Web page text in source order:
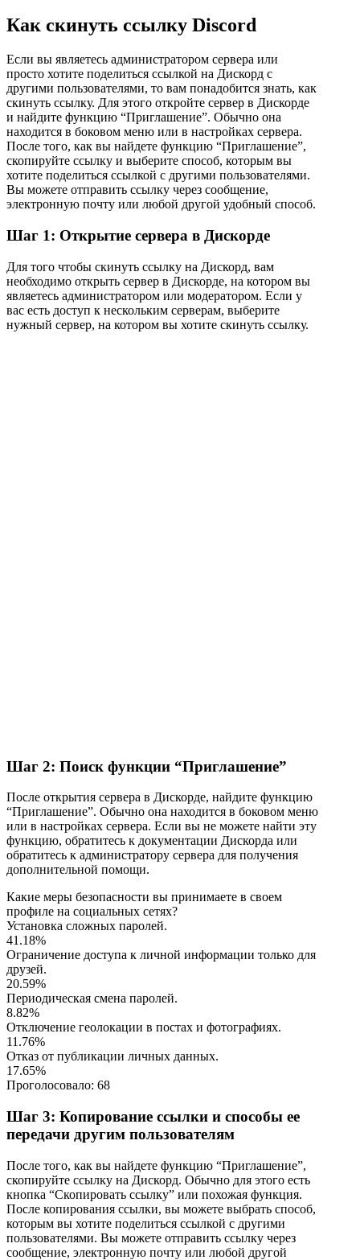
Как скинуть ссылку Discord
Если вы являетесь администратором сервера или
просто хотите поделиться ссылкой на Дискорд с
другими пользователями, то вам понадобится знать, как
скинуть ссылку. Для этого откройте сервер в Дискорде
и найдите функцию “Приглашение”. Обычно она
находится в боковом меню или в настройках сервера.
После того, как вы найдете функцию “Приглашение”,
скопируйте ссылку и выберите способ, которым вы
хотите поделиться ссылкой с другими пользователями.
Вы можете отправить ссылку через сообщение,
электронную почту или любой другой удобный способ.
Шаг 1: Открытие сервера в Дискорде
Для того чтобы скинуть ссылку на Дискорд, вам
необходимо открыть сервер в Дискорде, на котором вы
являетесь администратором или модератором. Если у
вас есть доступ к нескольким серверам, выберите
нужный сервер, на котором вы хотите скинуть ссылку.
Шаг 2: Поиск функции “Приглашение”
После открытия сервера в Дискорде, найдите функцию
“Приглашение”. Обычно она находится в боковом меню
или в настройках сервера. Если вы не можете найти эту
функцию, обратитесь к документации Дискорда или
обратитесь к администратору сервера для получения
дополнительной помощи.
Какие меры безопасности вы принимаете в своем
профиле на социальных сетях?
Установка сложных паролей.
41.18%
Ограничение доступа к личной информации только для
друзей.
20.59%
Периодическая смена паролей.
8.82%
Отключение геолокации в постах и фотографиях.
11.76%
Отказ от публикации личных данных.
17.65%
Проголосовало: 68
Шаг 3: Копирование ссылки и способы ее
передачи другим пользователям
После того, как вы найдете функцию “Приглашение”,
скопируйте ссылку на Дискорд. Обычно для этого есть
кнопка “Скопировать ссылку” или похожая функция.
После копирования ссылки, вы можете выбрать способ,
которым вы хотите поделиться ссылкой с другими
пользователями. Вы можете отправить ссылку через
сообщение, электронную почту или любой другой